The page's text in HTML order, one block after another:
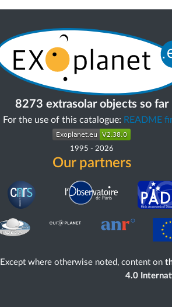
8273 extrasolar objects so far
For the use of this catalogue: README
1995 - 2026
Our partners
Except where otherwise noted, content on
4.0